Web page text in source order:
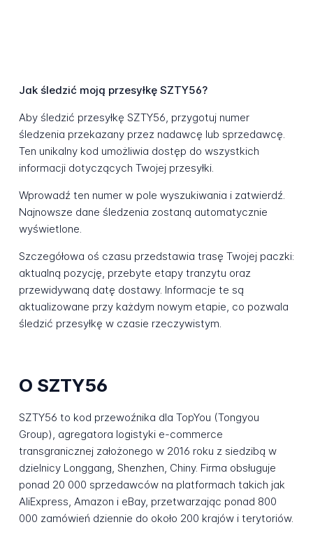
Jak śledzić moją przesyłkę SZTY56?
Aby śledzić przesyłkę SZTY56, przygotuj numer
śledzenia przekazany przez nadawcę lub sprzedawcę.
Ten unikalny kod umożliwia dostęp do wszystkich
informacji dotyczących Twojej przesyłki.
Wprowadź ten numer w pole wyszukiwania i zatwierdź.
Najnowsze dane śledzenia zostaną automatycznie
wyświetlone.
Szczegółowa oś czasu przedstawia trasę Twojej paczki:
aktualną pozycję, przebyte etapy tranzytu oraz
przewidywaną datę dostawy. Informacje te są
aktualizowane przy każdym nowym etapie, co pozwala
śledzić przesyłkę w czasie rzeczywistym.
O SZTY56
SZTY56 to kod przewoźnika dla TopYou (Tongyou
Group), agregatora logistyki e-commerce
transgranicznej założonego w 2016 roku z siedzibą w
dzielnicy Longgang, Shenzhen, Chiny. Firma obsługuje
ponad 20 000 sprzedawców na platformach takich jak
AliExpress, Amazon i eBay, przetwarzając ponad 800
000 zamówień dziennie do około 200 krajów i terytoriów.